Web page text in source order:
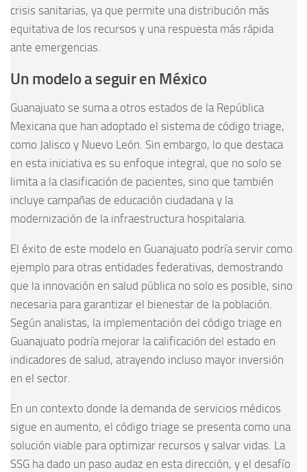
crisis sanitarias, ya que permite una distribución más
equitativa de los recursos y una respuesta más rápida
ante emergencias.
Un modelo a seguir en México
Guanajuato se suma a otros estados de la República
Mexicana que han adoptado el sistema de código triage,
como Jalisco y Nuevo León. Sin embargo, lo que destaca
en esta iniciativa es su enfoque integral, que no solo se
limita a la clasificación de pacientes, sino que también
incluye campañas de educación ciudadana y la
modernización de la infraestructura hospitalaria.
El éxito de este modelo en Guanajuato podría servir como
ejemplo para otras entidades federativas, demostrando
que la innovación en salud pública no solo es posible, sino
necesaria para garantizar el bienestar de la población.
Según analistas, la implementación del código triage en
Guanajuato podría mejorar la calificación del estado en
indicadores de salud, atrayendo incluso mayor inversión
en el sector.
En un contexto donde la demanda de servicios médicos
sigue en aumento, el código triage se presenta como una
solución viable para optimizar recursos y salvar vidas. La
SSG ha dado un paso audaz en esta dirección, y el desafío